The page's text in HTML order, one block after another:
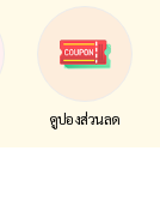
คูปองส่วนลด